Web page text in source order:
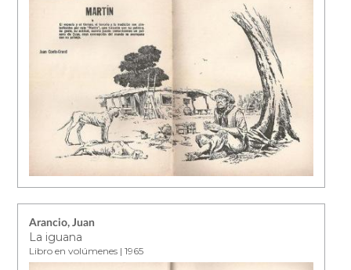
Arancio, Juan
La iguana
Libro en volúmenes | 1965